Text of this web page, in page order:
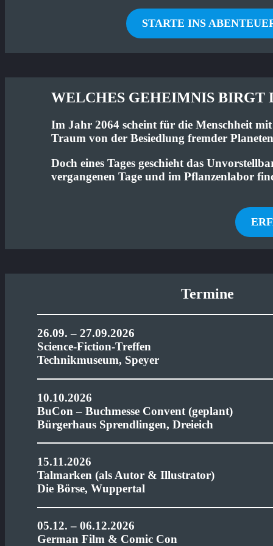
STARTE INS
WELCHES GEHEIMNIS BIRGT
Im Jahr 2064 scheint für die Menschheit
Traum von der Besiedlung fremder
Doch eines Tages geschieht das
vergangenen Tage und im Pflanzenlabor
Termine
26.09. – 27.09.2026
Science-Fiction-Treffen
Technikmuseum, Speyer
10.10.2026
BuCon – Buchmesse Convent (geplant)
Bürgerhaus Sprendlingen, Dreieich
15.11.2026
Talmarken (als Autor & Illustrator)
Die Börse, Wuppertal
05.12. – 06.12.2026
German Film & Comic Con